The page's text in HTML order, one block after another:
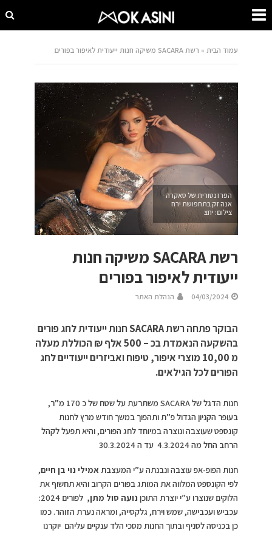
עמוד הבית » רשת SACARA משיקה חנות ייעודית לאיפור בפורים
הפרזנטורית של סאקרה
אנה זק בתחפושת ירח
צילום: יחצ
רשת SACARA משיקה חנות
ייעודית לאיפור בפורים
04/03/2024 הנהלת האתר
הבוקר פתחה רשת SACARA חנות ייעודית לחג פורים
בהשקעה הנאמדת בכ – 500 אלף ₪ הכוללת מעלה
מ 10,00 מוצרי איפור, טיפוח ואביזרים ייעודיים לחג
הפורים לכל הגילאים.
חנות הדגל של SACARA משתרעת על שטח של כ 170 מ”ר,
בעופר הקניון הגדול פ”ת ותהפוך במשך חודש מרץ לחנות
קונספט שעוצבה ונוצרה במיוחד לחג הפורים, והיא תפעל לקהל
הרחב החל מה 4.3.2024 עד ה 30.3.2024
חנות הפופ-אפ עוצבה ונבנתה ע”י המעצבתאמילי נוי בן חיים,
לפי הקונספט המלווה את המותג בפורים הקרוב והיא תחשוף את
הלוקים שנוצרו ע”י יוצרת התוכן נועה סול מתן,
לפורים 2024:
עכביש ועכבישה, שמש וירח, גלקסייה, ומראה נערת הזוהר. כמו
כן בכניסה לסניף ובתוך החנות מסכי הלד ענקיים עליהם יוקרנו